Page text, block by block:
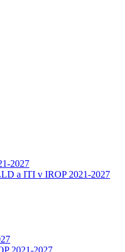
2027
a ITI v IROP 2021-2027
2021-2027